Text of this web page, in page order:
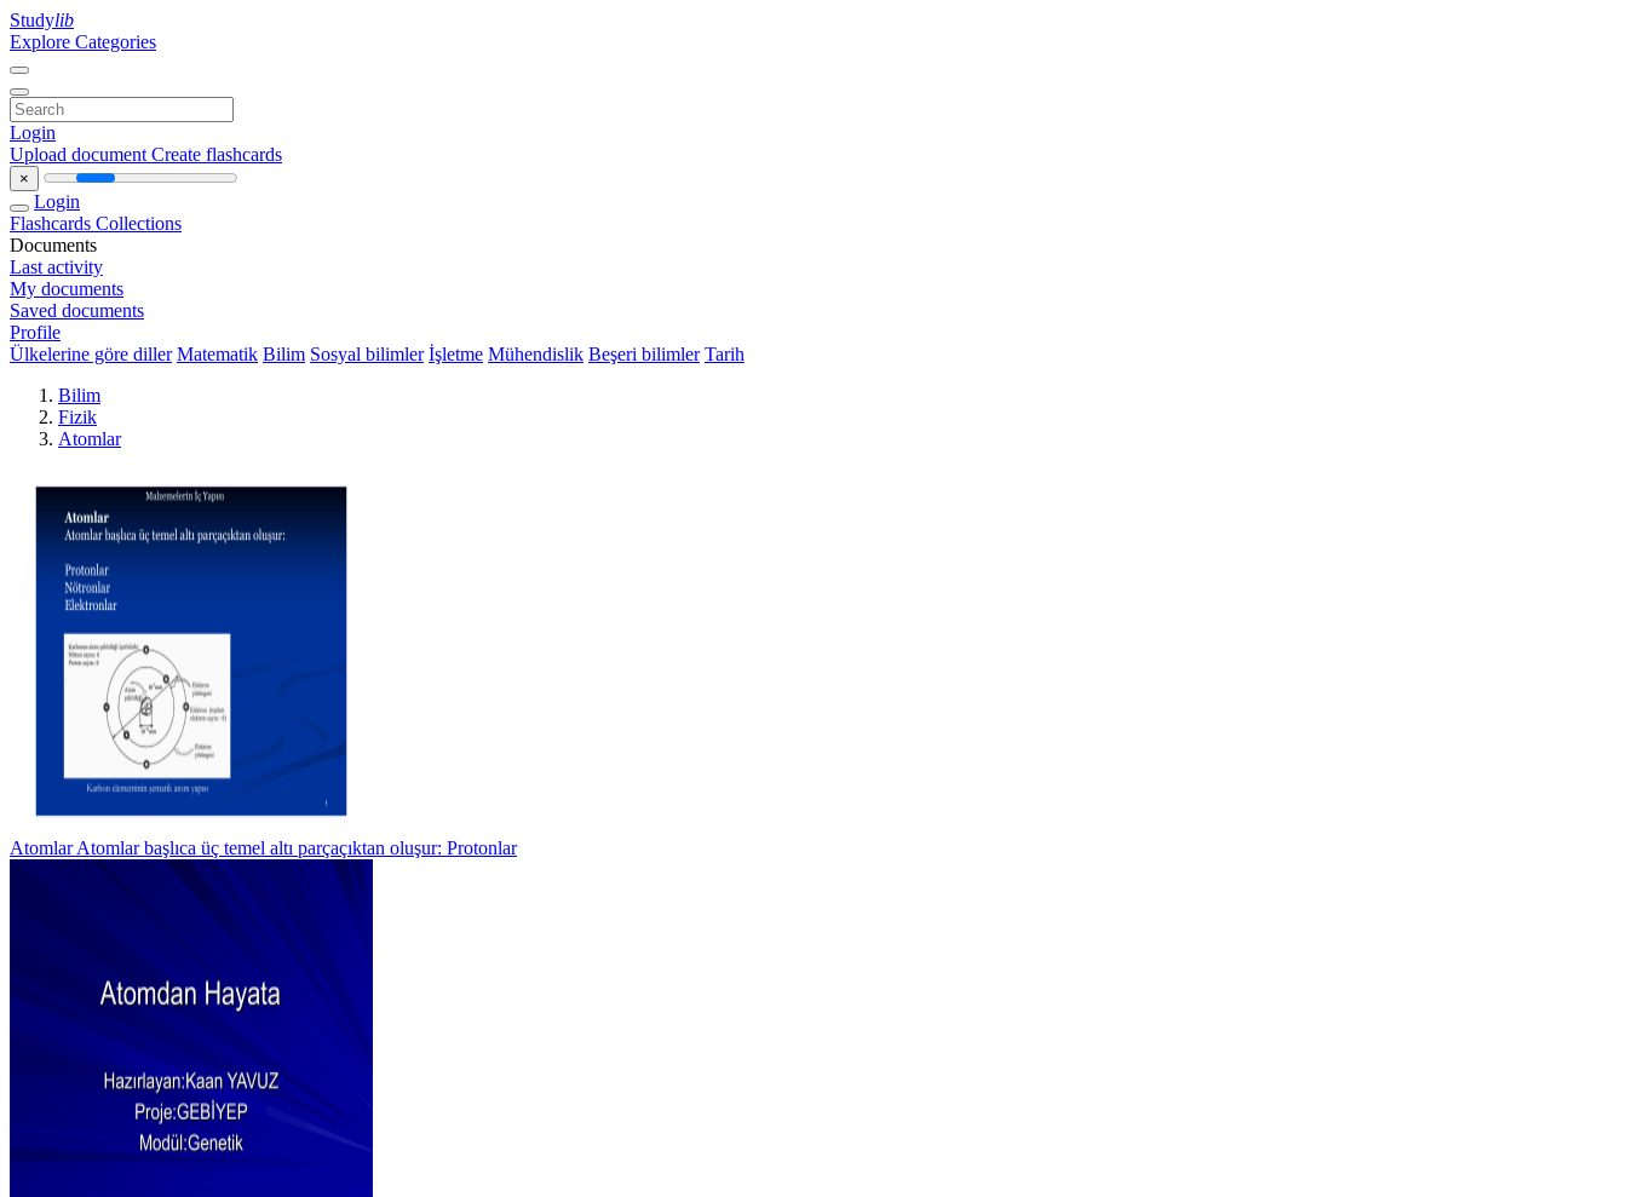
Studylib
Explore Categories
Login
Upload document Create flashcards
×
Login
Flashcards Collections
Documents
Last activity
My documents
Saved documents
Profile
Ülkelerine göre diller Matematik Bilim Sosyal bilimler İşletme Mühendislik Beşeri bilimler Tarih
Bilim
Fizik
Atomlar
Atomlar Atomlar başlıca üç temel altı parçaçıktan oluşur: Protonlar